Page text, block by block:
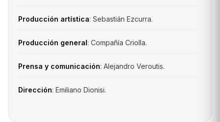
Producción artística: Sebastián Ezcurra.
Producción general: Compañía Criolla.
Prensa y comunicación: Alejandro Veroutis.
Dirección: Emiliano Dionisi.